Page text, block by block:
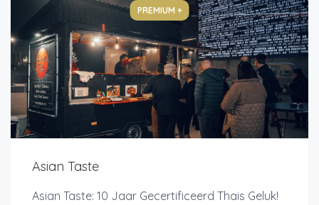
PREMIUM +
Asian Taste
Asian Taste: 10 Jaar Gecertificeerd Thais Geluk!